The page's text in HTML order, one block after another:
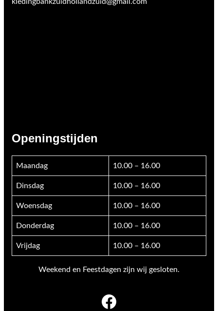
kledingbankzuidhollandzuid@gmail.com
Openingstijden
Maandag 10.00 – 16.00
Dinsdag 10.00 – 16.00
Woensdag 10.00 – 16.00
Donderdag 10.00 – 16.00
Vrijdag 10.00 – 16.00
Weekend en Feestdagen zijn wij gesloten.
Facebook